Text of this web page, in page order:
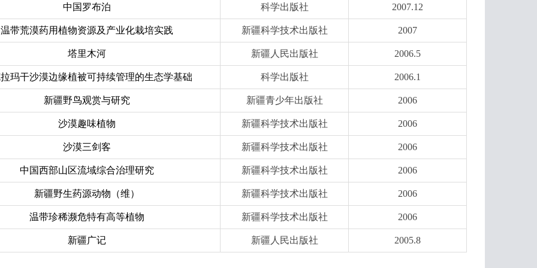
中国罗布泊 科学出版社 2007.12
温带荒漠药用植物资源及产业化栽培实践 新疆科学技术出版社 2007
塔里木河 新疆人民出版社 2006.5
玛干沙漠边缘植被可持续管理的生态学基础 科学出版社 2006.1
新疆野鸟观赏与研究 新疆青少年出版社 2006
沙漠趣味植物 新疆科学技术出版社 2006
沙漠三剑客 新疆科学技术出版社 2006
中国西部山区流域综合治理研究 新疆科学技术出版社 2006
新疆野生药源动物（维） 新疆科学技术出版社 2006
温带珍稀濒危特有高等植物 新疆科学技术出版社 2006
新疆广记 新疆人民出版社 2005.8